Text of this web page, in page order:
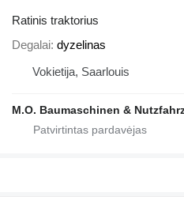
Ratinis traktorius
Degalai dyzelinas
Vokietija, Saarlouis